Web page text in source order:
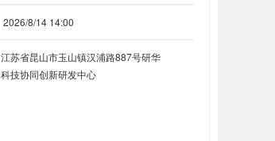
2026/8/14 14:00
江苏省昆山市玉山镇汉浦路887号研华
科技协同创新研发中心